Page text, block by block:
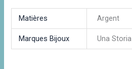
Matières Argent
Marques Bijoux Una Storia